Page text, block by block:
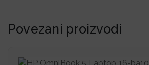
Povezani proizvodi